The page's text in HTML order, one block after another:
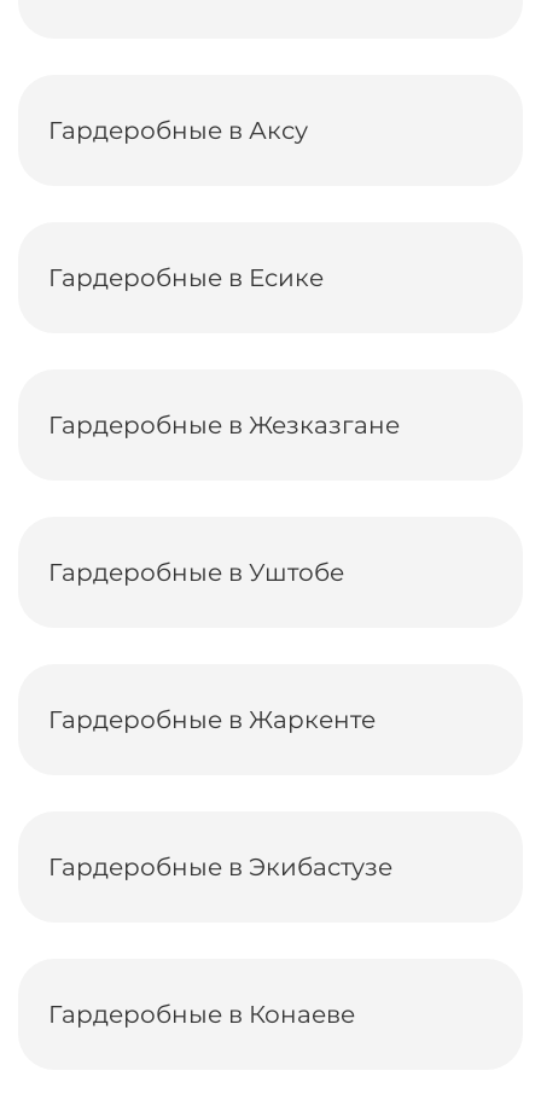
Гардеробные в Аксу
Гардеробные в Есике
Гардеробные в Жезказгане
Гардеробные в Уштобе
Гардеробные в Жаркенте
Гардеробные в Экибастузе
Гардеробные в Конаеве